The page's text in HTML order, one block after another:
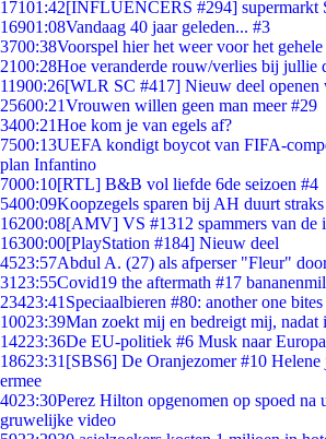
17101:42[INFLUENCERS #294] supermarkt
16901:08Vandaag 40 jaar geleden... #3
3700:38Voorspel hier het weer voor het
2100:28Hoe veranderde rouw/verlies bij jullie
11900:26[WLR SC #417] Nieuw deel openen
25600:21Vrouwen willen geen man meer #29
3400:21Hoe kom je van egels af?
7500:13UEFA kondigt boycot van FIFA-
plan Infantino
7000:10[RTL] B&B vol liefde 6de seizoen #4
5400:09Koopzegels sparen bij AH duurt
16200:08[AMV] VS #1312 spammers van de
16300:00[PlayStation #184] Nieuw deel
4523:57Abdul A. (27) als afperser "Fleur"
31 23:55Covid19 the aftermath #17
23423:41 Speciaalbieren #80: another one
10023:39Man zoekt mij en bedreigt mij, nadat
14223:36De EU-politiek #6 Musk naar
18623:31 [SBS6] De Oranjezomer #10 Helene
ermee
4023:30Perez Hilton opgenomen op spoed na
gruwelijke video